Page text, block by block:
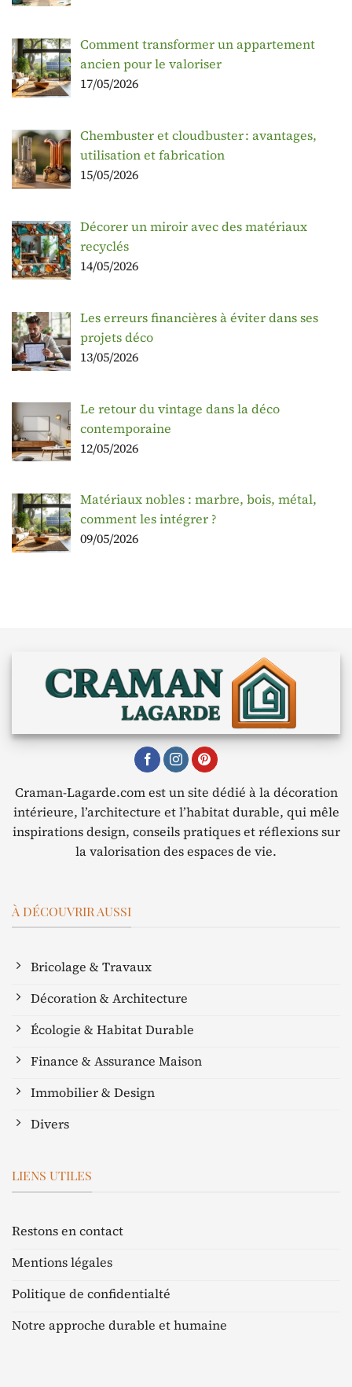
Comment transformer un appartement
ancien pour le valoriser
17/05/2026
Chembuster et cloudbuster : avantages,
utilisation et fabrication
15/05/2026
Décorer un miroir avec des matériaux
recyclés
14/05/2026
Les erreurs financières à éviter dans ses
projets déco
13/05/2026
Le retour du vintage dans la déco
contemporaine
12/05/2026
Matériaux nobles : marbre, bois, métal,
comment les intégrer ?
09/05/2026
Craman-Lagarde.com est un site dédié à la décoration
intérieure, l’architecture et l’habitat durable, qui mêle
inspirations design, conseils pratiques et réflexions sur
la valorisation des espaces de vie.
À DÉCOUVRIR AUSSI
Bricolage & Travaux
Décoration & Architecture
Écologie & Habitat Durable
Finance & Assurance Maison
Immobilier & Design
Divers
LIENS UTILES
Restons en contact
Mentions légales
Politique de confidentialté
Notre approche durable et humaine